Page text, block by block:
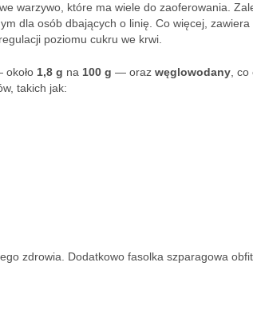
warzywo, które ma wiele do zaoferowania.
dla osób dbających o linię. Co więcej, zawiera
poziomu cukru we krwi.
około 1,8 g na 100 g — oraz węglowodany ,
takich jak:
zdrowia. Dodatkowo fasolka szparagowa